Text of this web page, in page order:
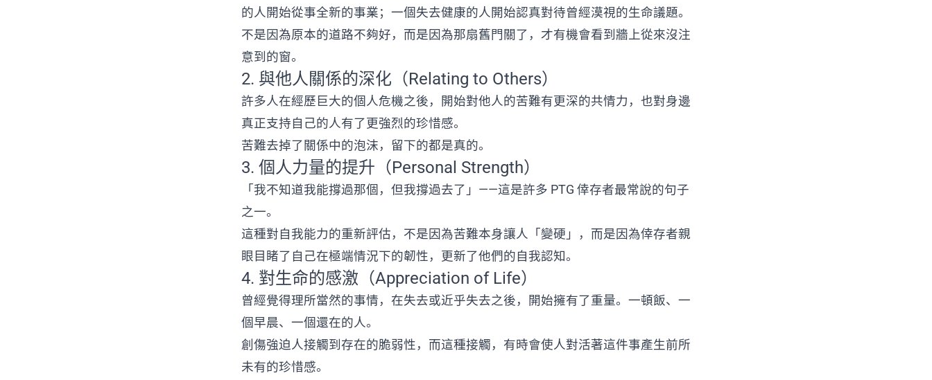
的人開始從事全新的事業；一個失去健康的人開始認真對待曾經漠視的生命議題。
不是因為原本的道路不夠好，而是因為那扇舊門關了，才有機會看到牆上從來沒注
意到的窗。
2. 與他人關係的深化（Relating to Others）
許多人在經歷巨大的個人危機之後，開始對他人的苦難有更深的共情力，也對身邊
真正支持自己的人有了更強烈的珍惜感。
苦難去掉了關係中的泡沫，留下的都是真的。
3. 個人力量的提升（Personal Strength）
「我不知道我能撐過那個，但我撐過去了」——這是許多 PTG 倖存者最常說的句子
之一。
這種對自我能力的重新評估，不是因為苦難本身讓人「變硬」，而是因為倖存者親
眼目睹了自己在極端情況下的韌性，更新了他們的自我認知。
4. 對生命的感激（Appreciation of Life）
曾經覺得理所當然的事情，在失去或近乎失去之後，開始擁有了重量。一頓飯、一
個早晨、一個還在的人。
創傷強迫人接觸到存在的脆弱性，而這種接觸，有時會使人對活著這件事產生前所
未有的珍惜感。